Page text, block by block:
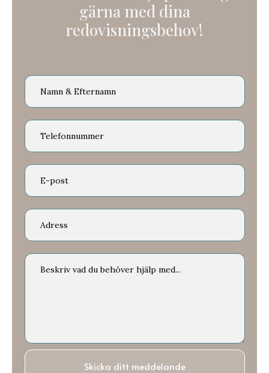
gärna med dina
redovisningsbehov!
Skicka ditt meddelande